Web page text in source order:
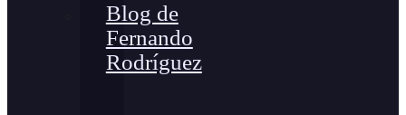
Blog de
Fernando
Rodríguez